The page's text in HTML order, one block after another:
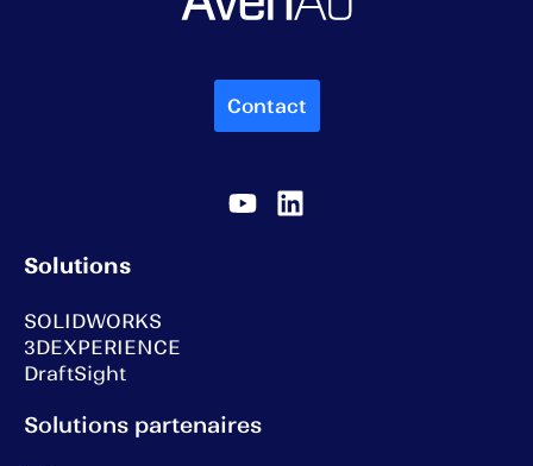
Contact
Solutions
SOLIDWORKS
3DEXPERIENCE
DraftSight
Solutions partenaires